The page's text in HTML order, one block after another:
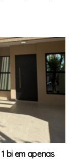
bi em apenas